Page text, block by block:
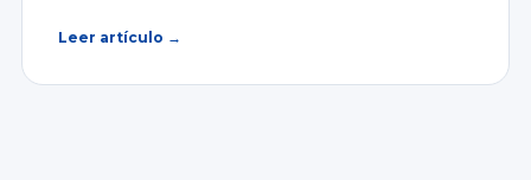
Leer artículo →